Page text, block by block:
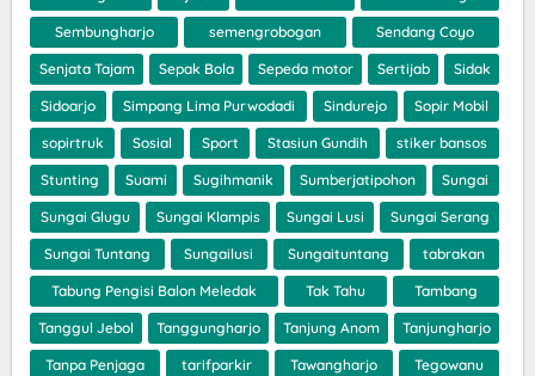
Sembungharjo semengrobogan Sendang Coyo
Senjata Tajam Sepak Bola Sepeda motor Sertijab Sidak
Sidoarjo Simpang Lima Purwodadi Sindurejo Sopir Mobil
sopirtruk Sosial Sport Stasiun Gundih stiker bansos
Stunting Suami Sugihmanik Sumberjatipohon Sungai
Sungai Glugu Sungai Klampis Sungai Lusi Sungai Serang
Sungai Tuntang Sungailusi Sungaituntang tabrakan
Tabung Pengisi Balon Meledak Tak Tahu Tambang
Tanggul Jebol Tanggungharjo Tanjung Anom Tanjungharjo
Tanpa Penjaga tarifparkir Tawangharjo Tegowanu